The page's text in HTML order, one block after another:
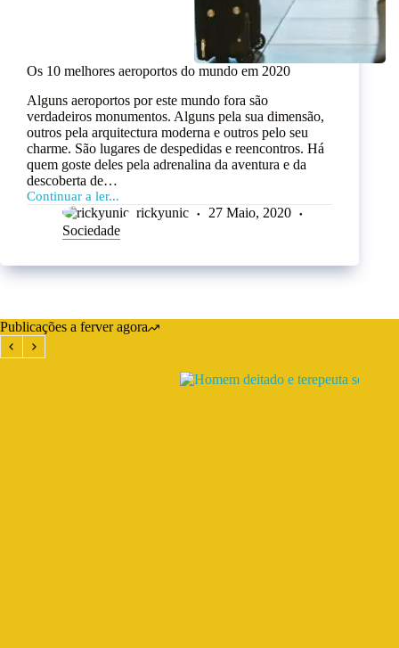
Os 10 melhores aeroportos do mundo em 2020
Alguns aeroportos por este mundo fora são
verdadeiros monumentos. Alguns pela sua dimensão,
outros pela arquitectura moderna e outros pelo seu
charme. São lugares de despedidas e reencontros. Há
quem goste deles pela adrenalina da aventura e da
descoberta de…
Continuar a ler...
rickyunic
27 Maio, 2020
Sociedade
Publicações a ferver agora